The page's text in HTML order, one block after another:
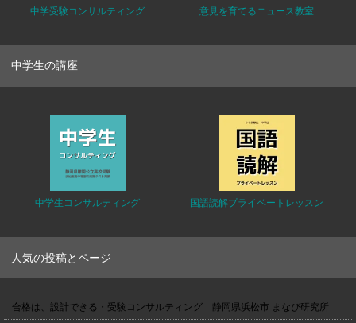
中学受験コンサルティング 意見を育てるニュース教室
中学生の講座
中学生コンサルティング 国語読解プライベートレッスン
人気の投稿とページ
合格は、設計できる・受験コンサルティング 静岡県浜松市 まなび研究所